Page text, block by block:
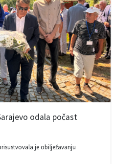
odala počast
je obilježavanju